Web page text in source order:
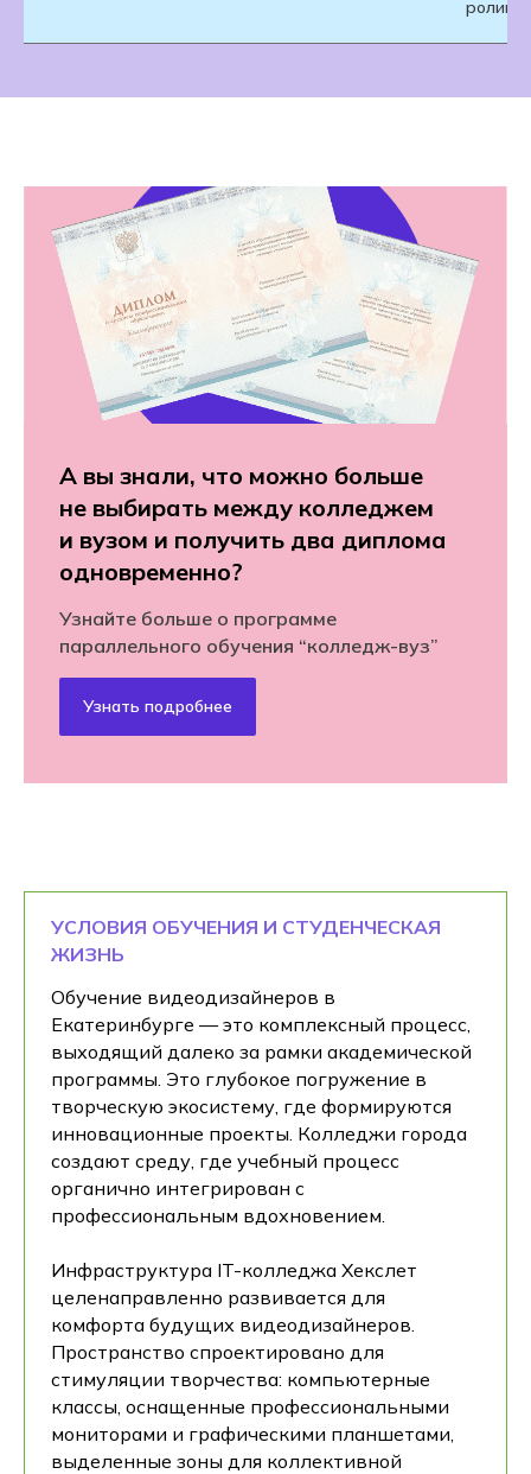
А вы знали, что можно больше
не выбирать между колледжем
и вузом и получить два диплома
одновременно?
Узнайте больше о программе
параллельного обучения “колледж-вуз”
Узнать подробнее
УСЛОВИЯ ОБУЧЕНИЯ И СТУДЕНЧЕСКАЯ
ЖИЗНЬ
Обучение видеодизайнеров в
Екатеринбурге — это комплексный процесс,
выходящий далеко за рамки академической
программы. Это глубокое погружение в
творческую экосистему, где формируются
инновационные проекты. Колледжи города
создают среду, где учебный процесс
органично интегрирован с
профессиональным вдохновением.
Инфраструктура IT-колледжа Хекслет
целенаправленно развивается для
комфорта будущих видеодизайнеров.
Пространство спроектировано для
стимуляции творчества: компьютерные
классы, оснащенные профессиональными
мониторами и графическими планшетами,
выделенные зоны для коллективной